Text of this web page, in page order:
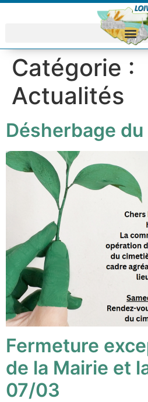
Catégorie :
Actualités
Désherbage
Fermeture
de la Mairie et
07/03